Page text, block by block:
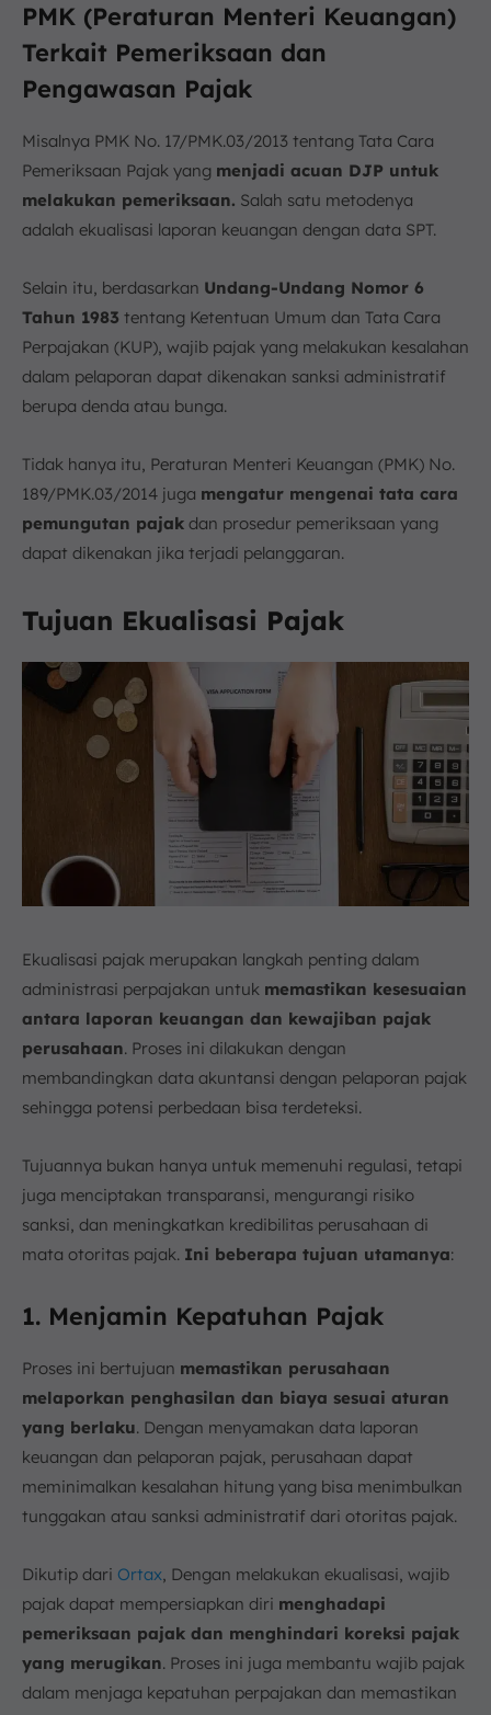
PMK (Peraturan Menteri Keuangan)
Terkait Pemeriksaan dan
Pengawasan Pajak
Misalnya PMK No. 17/PMK.03/2013 tentang Tata Cara
Pemeriksaan Pajak yang menjadi acuan DJP untuk
melakukan pemeriksaan. Salah satu metodenya
adalah ekualisasi laporan keuangan dengan data SPT.
Selain itu, berdasarkan Undang-Undang Nomor 6
Tahun 1983 tentang Ketentuan Umum dan Tata Cara
Perpajakan (KUP), wajib pajak yang melakukan kesalahan
dalam pelaporan dapat dikenakan sanksi administratif
berupa denda atau bunga.
Tidak hanya itu, Peraturan Menteri Keuangan (PMK) No.
189/PMK.03/2014 juga mengatur mengenai tata cara
pemungutan pajak dan prosedur pemeriksaan yang
dapat dikenakan jika terjadi pelanggaran.
Tujuan Ekualisasi Pajak
Ekualisasi pajak merupakan langkah penting dalam
administrasi perpajakan untuk memastikan kesesuaian
antara laporan keuangan dan kewajiban pajak
perusahaan. Proses ini dilakukan dengan
membandingkan data akuntansi dengan pelaporan pajak
sehingga potensi perbedaan bisa terdeteksi.
Tujuannya bukan hanya untuk memenuhi regulasi, tetapi
juga menciptakan transparansi, mengurangi risiko
sanksi, dan meningkatkan kredibilitas perusahaan di
mata otoritas pajak. Ini beberapa tujuan utamanya:
1. Menjamin Kepatuhan Pajak
Proses ini bertujuan memastikan perusahaan
melaporkan penghasilan dan biaya sesuai aturan
yang berlaku. Dengan menyamakan data laporan
keuangan dan pelaporan pajak, perusahaan dapat
meminimalkan kesalahan hitung yang bisa menimbulkan
tunggakan atau sanksi administratif dari otoritas pajak.
Dikutip dari Ortax , Dengan melakukan ekualisasi, wajib
pajak dapat mempersiapkan diri menghadapi
pemeriksaan pajak dan menghindari koreksi pajak
yang merugikan. Proses ini juga membantu wajib pajak
dalam menjaga kepatuhan perpajakan dan memastikan